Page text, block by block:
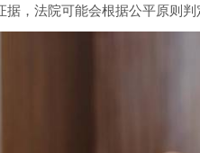
，法院可能会根据公平原则判